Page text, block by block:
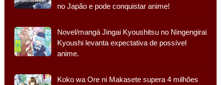
no Japão e pode conquistar anime!
Novel/mangá Jingai Kyoushitsu no Ningengirai
Kyoushi levanta expectativa de possível
anime.
Koko wa Ore ni Makasete supera 4 milhões